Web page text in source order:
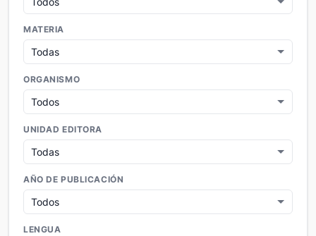
MATERIA
ORGANISMO
UNIDAD EDITORA
AÑO DE PUBLICACIÓN
LENGUA